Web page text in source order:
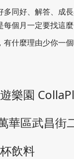
多同好、解答、成
個月一定要找這
什麼理由少你一個
樂園
華區武昌街
飲料